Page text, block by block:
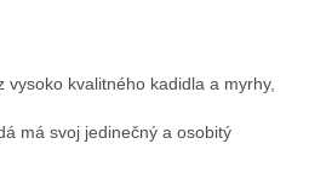
kvalitného kadidla a myrhy,
má svoj jedinečný a osobitý